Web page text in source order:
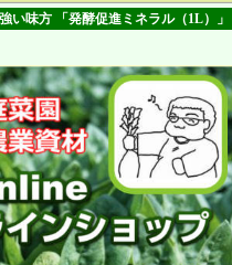
味方 「発酵促進ミネラル（1L）」